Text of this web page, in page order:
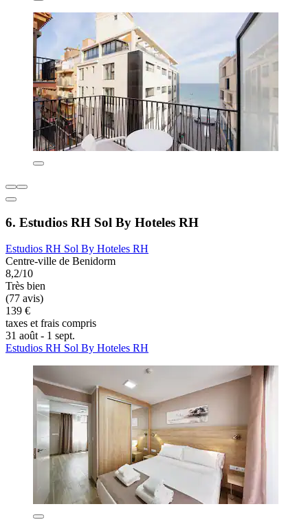
6. Estudios RH Sol By Hoteles RH
Estudios RH Sol By Hoteles RH
Centre-ville de Benidorm
8,2/10
Très bien
(77 avis)
139 €
taxes et frais compris
31 août - 1 sept.
Estudios RH Sol By Hoteles RH